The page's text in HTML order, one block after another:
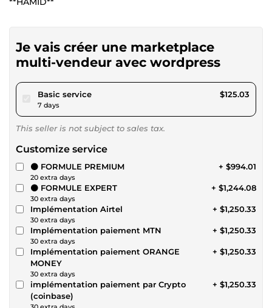
Je vais créer une marketplace
multi-vendeur avec wordpress
Basic servicepour $115.24
7 days
$125.03
This seller is not subject to sales tax.
Customize service
⚫ FORMULE PREMIUM
20 extra days
+ $994.01
⚫ FORMULE EXPERT
30 extra days
+ $1,244.08
Implémentation Airtel
30 extra days
+ $1,250.33
Implémentation paiement MTN
30 extra days
+ $1,250.33
Implémentation paiement ORANGE
MONEY
30 extra days
+ $1,250.33
implémentation paiement par Crypto
(coinbase)
+ $1,250.33